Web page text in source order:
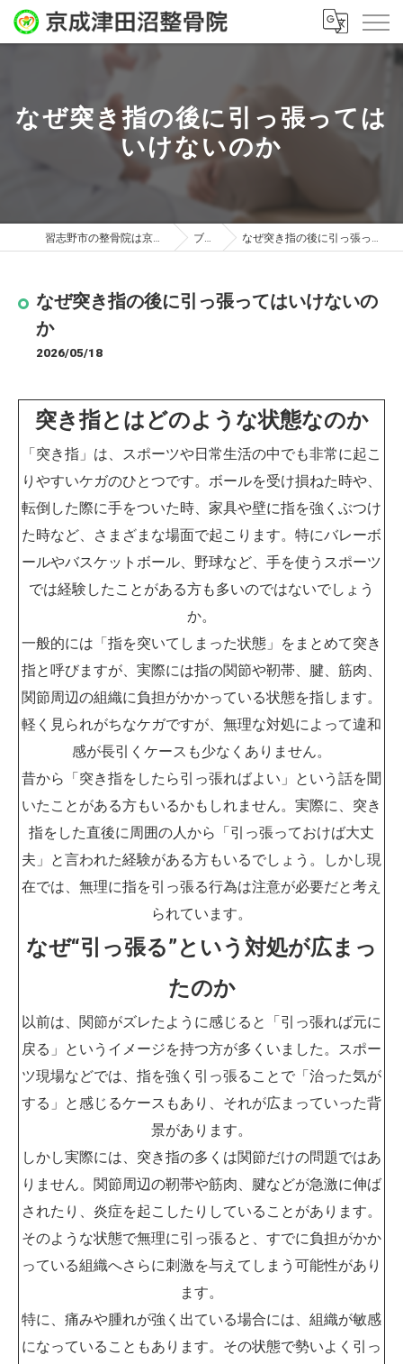
なぜ突き指の後に引っ張っては
いけないのか
習志野市の整骨院は京成津田沼整骨院 ブログ なぜ突き指の後に引っ張ってはいけないのか
なぜ突き指の後に引っ張ってはいけないの
か
2026/05/18
突き指とはどのような状態なのか
「突き指」は、スポーツや日常生活の中でも非常に起こ
りやすいケガのひとつです。ボールを受け損ねた時や、
転倒した際に手をついた時、家具や壁に指を強くぶつけ
た時など、さまざまな場面で起こります。特にバレーボ
ールやバスケットボール、野球など、手を使うスポーツ
では経験したことがある方も多いのではないでしょう
か。
一般的には「指を突いてしまった状態」をまとめて突き
指と呼びますが、実際には指の関節や靭帯、腱、筋肉、
関節周辺の組織に負担がかかっている状態を指します。
軽く見られがちなケガですが、無理な対処によって違和
感が長引くケースも少なくありません。
昔から「突き指をしたら引っ張ればよい」という話を聞
いたことがある方もいるかもしれません。実際に、突き
指をした直後に周囲の人から「引っ張っておけば大丈
夫」と言われた経験がある方もいるでしょう。しかし現
在では、無理に指を引っ張る行為は注意が必要だと考え
られています。
なぜ“引っ張る”という対処が広まっ
たのか
以前は、関節がズレたように感じると「引っ張れば元に
戻る」というイメージを持つ方が多くいました。スポー
ツ現場などでは、指を強く引っ張ることで「治った気が
する」と感じるケースもあり、それが広まっていった背
景があります。
しかし実際には、突き指の多くは関節だけの問題ではあ
りません。関節周辺の靭帯や筋肉、腱などが急激に伸ば
されたり、炎症を起こしたりしていることがあります。
そのような状態で無理に引っ張ると、すでに負担がかか
っている組織へさらに刺激を与えてしまう可能性があり
ます。
特に、痛みや腫れが強く出ている場合には、組織が敏感
になっていることもあります。その状態で勢いよく引っ